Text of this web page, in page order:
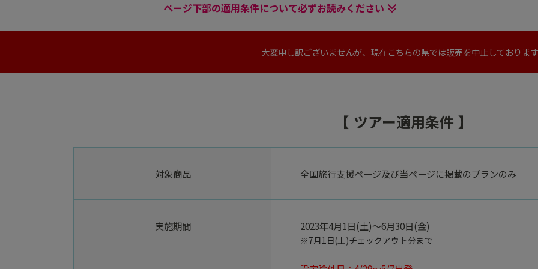
ページ下部の適用条件について必ずお読みください
大変申し訳ございませんが、現在こちらの県では販売を中止しておりま
ツアー適用条件
対象商品 全国旅行支援ページ及び当ページに掲載のプランのみ
実施期間 2023年4月1日(土)～6月30日(金)
※7月1日(土)チェックアウト分まで